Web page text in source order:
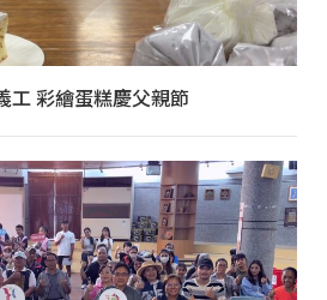
工 彩繪蛋糕慶父親節